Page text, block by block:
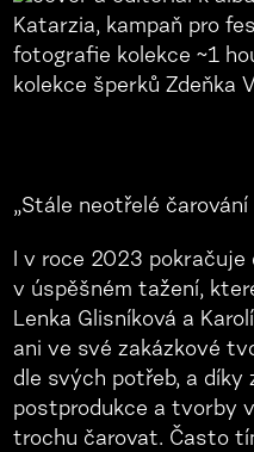
„Stále neotřelé
I v roce 2023 pokračuje
v úspěšném tažení,
Lenka Glisníková a
ani ve své zakázkové
dle svých potřeb, a díky
postprodukce a tvorby
trochu čarovat. Často